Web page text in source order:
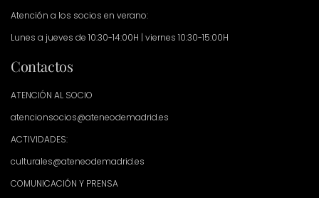
Atención a los socios en verano:
Lunes a jueves de 10:30-14:00H | viernes 10:30-15:00H
Contactos
ATENCIÓN AL SOCIO
atencionsocios@ateneodemadrid.es
ACTIVIDADES:
culturales@ateneodemadrid.es
COMUNICACIÓN Y PRENSA